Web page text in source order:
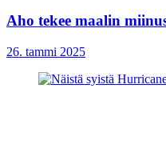
Aho tekee maalin
26. tammi 2025